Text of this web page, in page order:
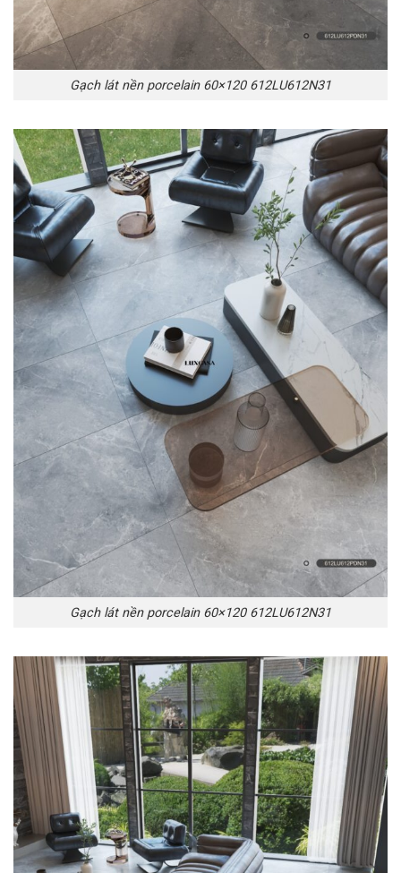
Gạch lát nền porcelain 60×120 612LU612N31
Gạch lát nền porcelain 60×120 612LU612N31